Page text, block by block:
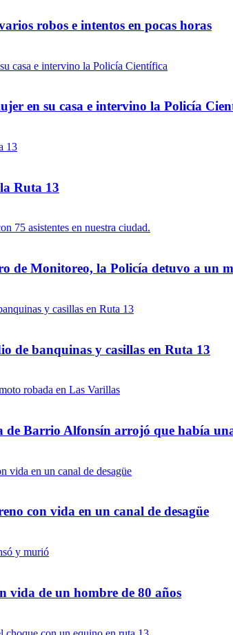
robos e intentos en pocas horas
en su casa e intervino la Policía
Ruta 13
de Monitoreo, la Policía detuvo a un
de banquinas y casillas en Ruta 13
de Barrio Alfonsín arrojó que había
con vida en un canal de desagüe
vida de un hombre de 80 años